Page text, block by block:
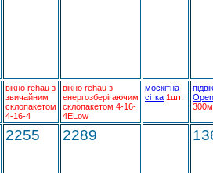
вікно rehau з
звичайним
склопакетом
4-16-4
вікно rehau з
енергозберігаючим
склопакетом 4-16-
4ELow
москітна
сітка 1шт.
2255 2289